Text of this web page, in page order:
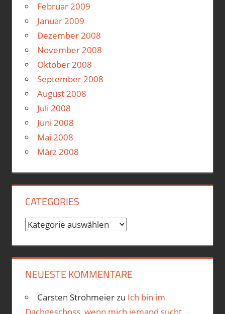
Februar 2009
Januar 2009
Dezember 2008
November 2008
Oktober 2008
September 2008
August 2008
Juli 2008
Juni 2008
Mai 2008
März 2008
CATEGORIES
Categories
NEUESTE KOMMENTARE
Carsten Strohmeierzu Ich bin im